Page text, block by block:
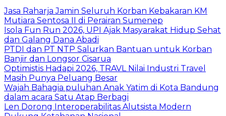
Jasa Raharja Jamin Seluruh Korban Kebakaran KM
Mutiara Sentosa II di Perairan Sumenep
Isola Fun Run 2026, UPI Ajak Masyarakat Hidup Sehat
dan Galang Dana Abadi
PTDI dan PT NTP Salurkan Bantuan untuk Korban
Banjir dan Longsor Cisarua
Optimistis Hadapi 2026, TRAVL Nilai Industri Travel
Masih Punya Peluang Besar
Wajah Bahagia puluhan Anak Yatim di Kota Bandung
dalam acara Satu Atap Berbagi
Len Dorong Interoperabilitas Alutsista Modern